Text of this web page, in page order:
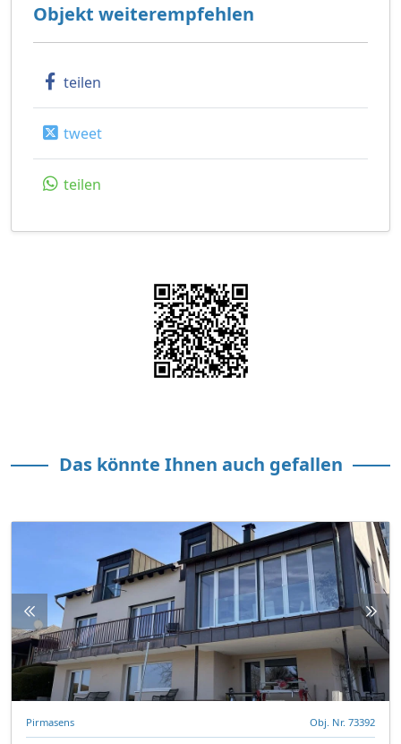
Objekt weiterempfehlen
teilen
tweet
teilen
Das könnte Ihnen auch gefallen
Pirmasens Obj. Nr. 73392